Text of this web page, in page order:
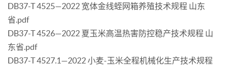
DB37-T 4525—2022 宽体金线蛭网箱养殖技术规程 山东
省.pdf
DB37-T 4526—2022 夏玉米高温热害防控稳产技术规程 山
东省.pdf
DB37-T 4527.1—2022 小麦-玉米全程机械化生产技术规程